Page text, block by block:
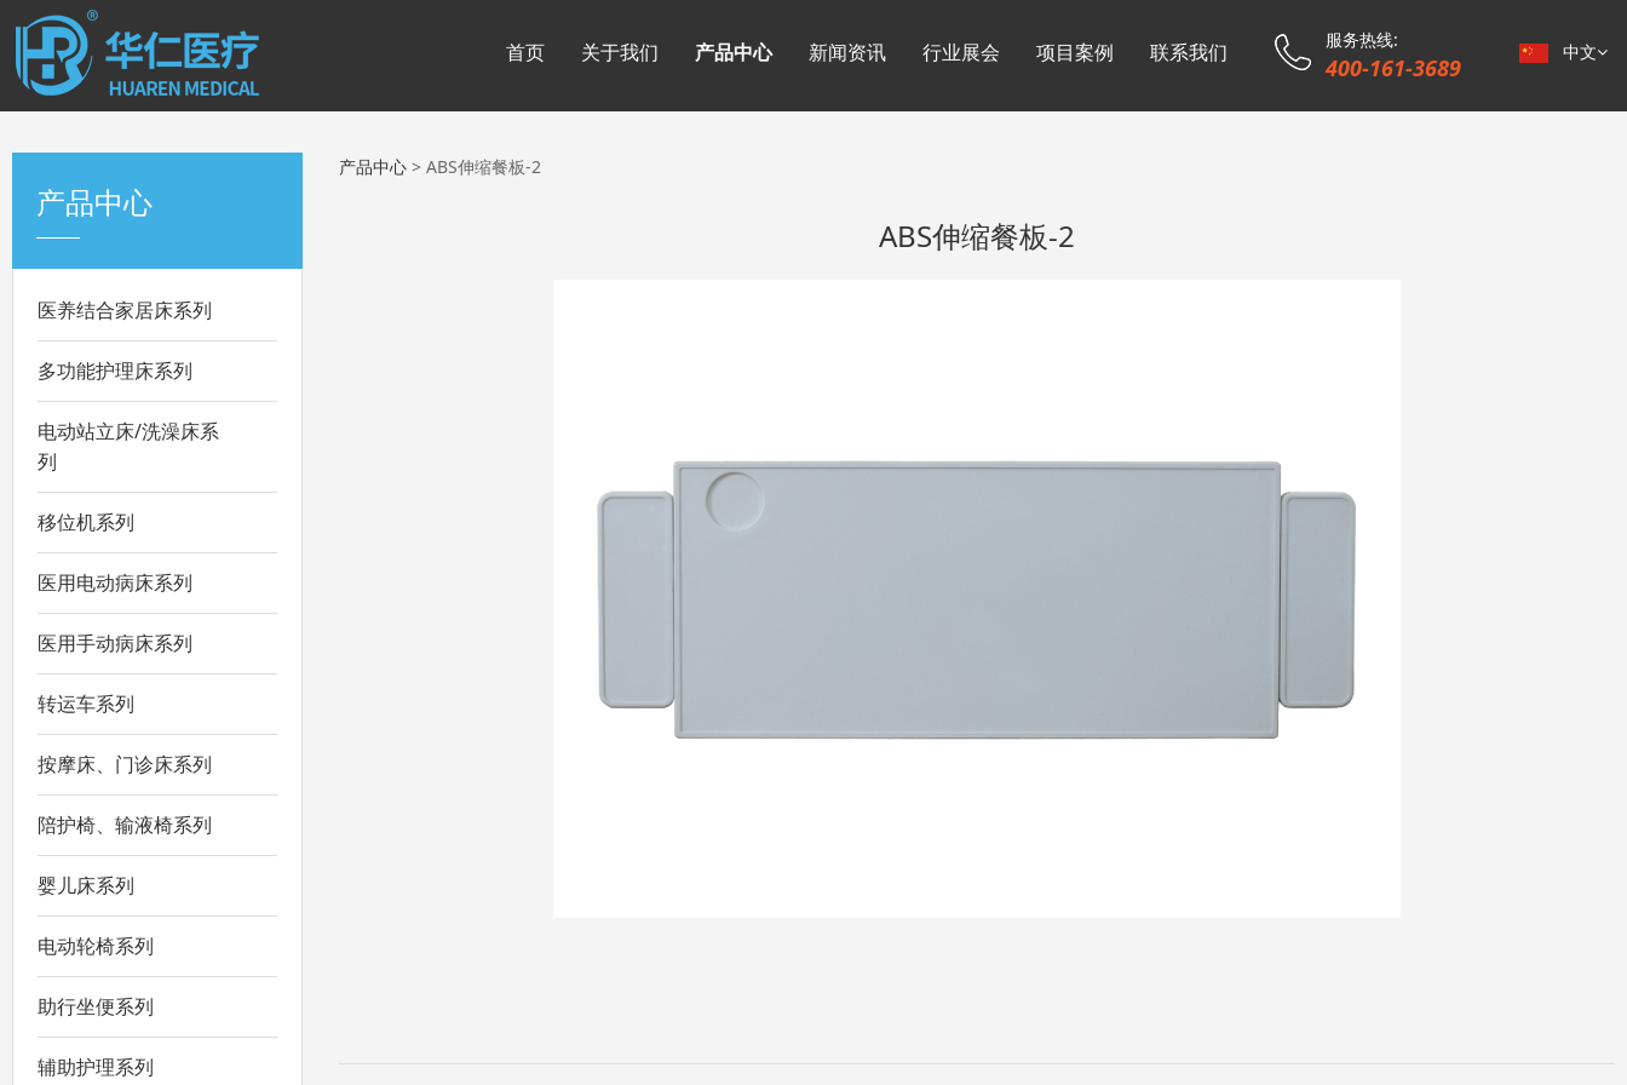
中文
服务热线:
400-161-3689
首页 关于我们 产品中心 新闻资讯 行业展会 项目案例 联系我们
产品中心
医养结合家居床系列
多功能护理床系列
电动站立床/洗澡床系
列
移位机系列
医用电动病床系列
医用手动病床系列
转运车系列
按摩床、门诊床系列
陪护椅、输液椅系列
婴儿床系列
电动轮椅系列
助行坐便系列
辅助护理系列
产品中心 > ABS伸缩餐板-2
ABS伸缩餐板-2